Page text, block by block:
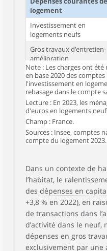
logement
Investissement en
logements neufs
Gros travaux d’entretien-
amélioration
Frais et droits dans
l’ancien, avantages
Dépenses en capital
Dépenses de logement
Part de la dépense de
logement dans le PIB
Note : Les charges ont été
en base 2020 des
l'investissement en
rebasage dans le compte
Lecture : En 2023, les
d'euros en logements
Champ : France.
Sources : Insee, comptes
compte du logement 2023.
Dans un contexte de
l’habitat, le
des dépenses en
+3,8 % en 2022), en
de transactions dans
d’activité dans le neuf,
dépenses en gros
exclusivement par une